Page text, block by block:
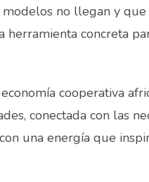
no llegan y
herramienta concreta
cooperativa
conectada con las
una energía que